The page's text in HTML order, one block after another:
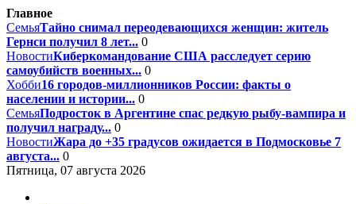
Главное
СемьяТайно снимал переодевающихся женщин: житель
Гернси получил 8 лет... 0
НовостиКиберкомандование США расследует серию
самоубийств военных... 0
Хобби16 городов-миллионников России: факты о
населении и истории... 0
СемьяПодросток в Аргентине спас редкую рыбу-вампира и
получил награду... 0
НовостиЖара до +35 градусов ожидается в Подмосковье 7
августа... 0
Пятница, 07 августа 2026